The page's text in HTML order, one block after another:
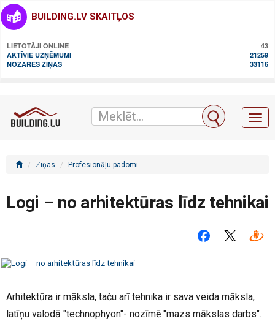
BUILDING.LV SKAITĻOS
LIETOTĀJI ONLINE
43
AKTĪVIE UZŅĒMUMI
21259
NOZARES ZIŅAS
33116
Ziņas Profesionāļu padomi
Logi – no arhitektūras līdz tehnikai
Arhitektūra ir māksla, taču arī tehnika ir sava veida māksla,
latīņu valodā "technophyon"- nozīmē "mazs mākslas darbs".